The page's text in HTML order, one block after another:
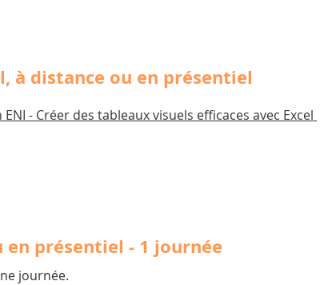
à distance ou en présentiel
- Créer des tableaux visuels efficaces avec Excel
présentiel - 1 journée
journée.